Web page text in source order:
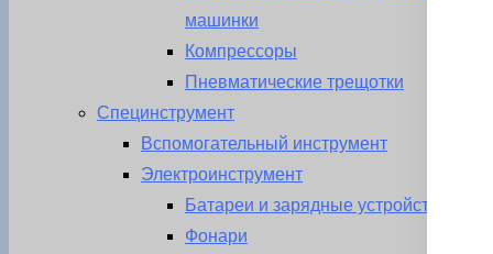
машинки
Компрессоры
Пневматические трещотки
Специнструмент
Вспомогательный инструмент
Электроинструмент
Батареи и зарядные устройства
Фонари